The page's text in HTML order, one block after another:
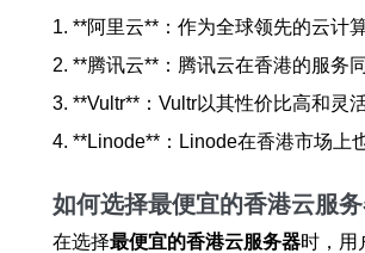
1. **阿里云**：作为全球领先的云计
2. **腾讯云**：腾讯云在香港的服务
3. **Vultr**：Vultr以其性价比高和灵
4. **Linode**：Linode在香港市场上
如何选择最便宜的香港云服
在选择最便宜的香港云服务器时，用